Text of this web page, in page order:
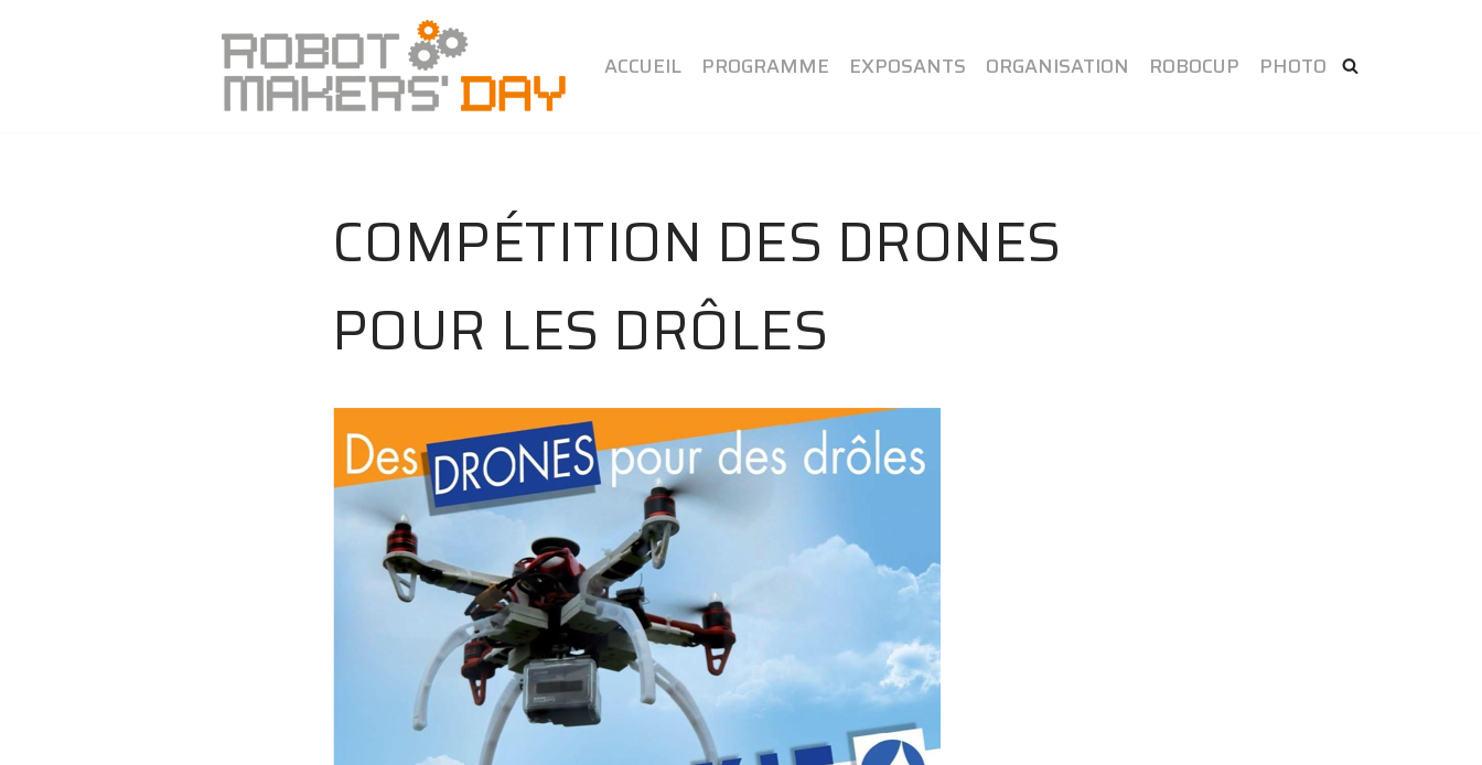
ACCUEIL PROGRAMME EXPOSANTS ORGANISATION ROBOCUP PHOTO
COMPÉTITION DES DRONES
POUR LES DRÔLES